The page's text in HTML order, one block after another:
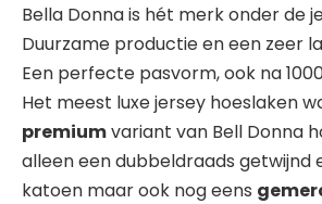
Bella Donna is hét merk onder de
Duurzame productie en een zeer
Een perfecte pasvorm, ook na
Het meest luxe jersey hoeslaken
premiumvariant van Bell Donna
alleen een dubbeldraads getwijnd
katoen maar ook nog eens